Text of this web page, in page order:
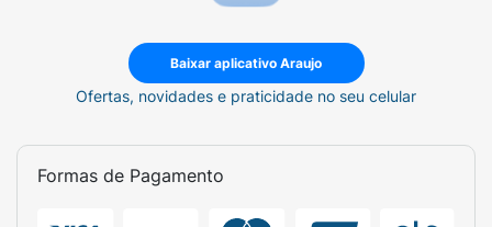
Baixar aplicativo Araujo
Ofertas, novidades e praticidade no seu celular
Formas de Pagamento